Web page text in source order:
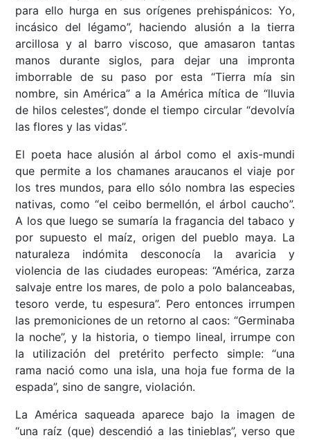
para ello hurga en sus orígenes prehispánicos: Yo,
incásico del légamo”, haciendo alusión a la tierra
arcillosa y al barro viscoso, que amasaron tantas
manos durante siglos, para dejar una impronta
imborrable de su paso por esta “Tierra mía sin
nombre, sin América” a la América mítica de “lluvia
de hilos celestes”, donde el tiempo circular “devolvía
las flores y las vidas”.
El poeta hace alusión al árbol como el axis-mundi
que permite a los chamanes araucanos el viaje por
los tres mundos, para ello sólo nombra las especies
nativas, como “el ceibo bermellón, el árbol caucho”.
A los que luego se sumaría la fragancia del tabaco y
por supuesto el maíz, origen del pueblo maya. La
naturaleza indómita desconocía la avaricia y
violencia de las ciudades europeas: “América, zarza
salvaje entre los mares, de polo a polo balanceabas,
tesoro verde, tu espesura”. Pero entonces irrumpen
las premoniciones de un retorno al caos: “Germinaba
la noche”, y la historia, o tiempo lineal, irrumpe con
la utilización del pretérito perfecto simple: “una
rama nació como una isla, una hoja fue forma de la
espada”, sino de sangre, violación.
La América saqueada aparece bajo la imagen de
“una raíz (que) descendió a las tinieblas”, verso que